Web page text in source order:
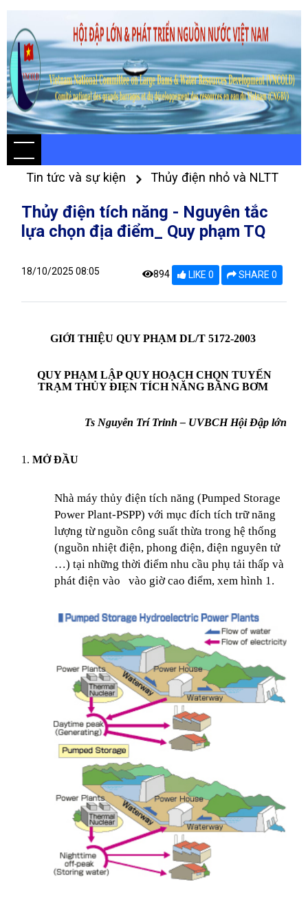
Tin tức và sự kiện Thủy điện nhỏ và NLTT
Thủy điện tích năng - Nguyên tắc
lựa chọn địa điểm_ Quy phạm TQ
18/10/2025 08:05 894 LIKE 0 SHARE 0
GIỚI THIỆU QUY PHẠM DL/T 5172-2003
QUY PHẠM LẬP QUY HOẠCH CHỌN TUYẾN
TRẠM THỦY ĐIẸN TÍCH NĂNG BẰNG BƠM
Ts Nguyễn Trí Trinh – UVBCH Hội Đập lớn
1. MỞ ĐẦU
Nhà máy thủy điện tích năng (Pumped Storage
Power Plant-PSPP) với mục đích tích trữ năng
lượng từ nguồn công suất thừa trong hệ thống
(nguồn nhiệt điện, phong điện, điện nguyên tử
…) tại những thời điểm nhu cầu phụ tải thấp và
phát điện vào
vào giờ cao điểm, xem hình 1.